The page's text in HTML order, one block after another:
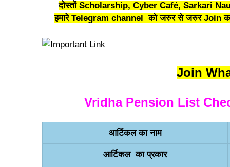
दोस्तों Scholarship, Cyber Café, Sarkari
हमारे Telegram channel को जरुर से जरुर Join कर
Join
Vridha Pension List
आर्टिकल का नाम
आर्टिकल का प्रकार